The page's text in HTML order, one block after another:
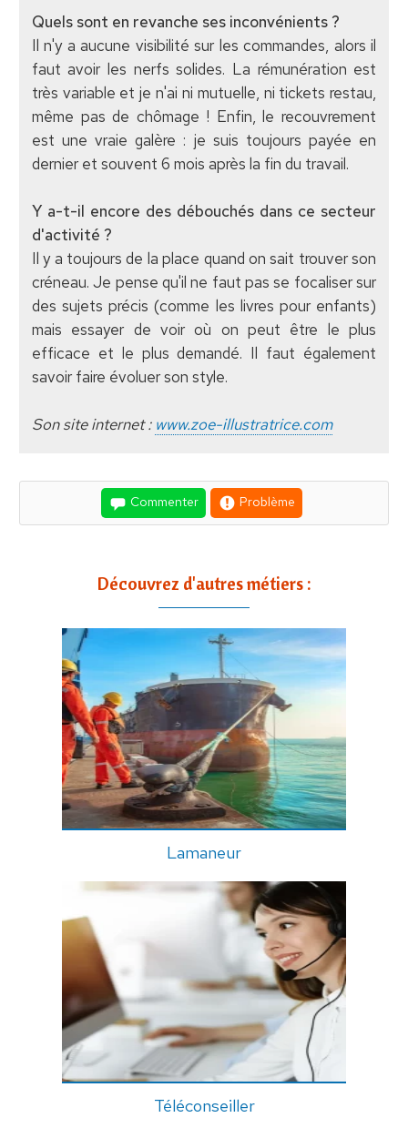
Quels sont en revanche ses inconvénients ?
Il n'y a aucune visibilité sur les commandes, alors il
faut avoir les nerfs solides. La rémunération est
très variable et je n'ai ni mutuelle, ni tickets restau,
même pas de chômage ! Enfin, le recouvrement
est une vraie galère : je suis toujours payée en
dernier et souvent 6 mois après la fin du travail.
Y a-t-il encore des débouchés dans ce secteur
d'activité ?
Il y a toujours de la place quand on sait trouver son
créneau. Je pense qu'il ne faut pas se focaliser sur
des sujets précis (comme les livres pour enfants)
mais essayer de voir où on peut être le plus
efficace et le plus demandé. Il faut également
savoir faire évoluer son style.
Son site internet : www.zoe-illustratrice.com
Commenter Problème
Découvrez d'autres métiers :
Lamaneur
Téléconseiller